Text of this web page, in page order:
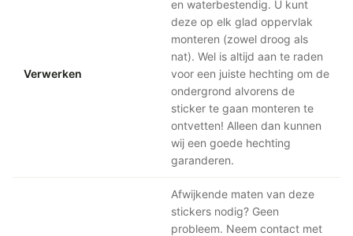
Verwerken
en waterbestendig. U kunt
deze op elk glad oppervlak
monteren (zowel droog als
nat). Wel is altijd aan te raden
voor een juiste hechting om de
ondergrond alvorens de
sticker te gaan monteren te
ontvetten! Alleen dan kunnen
wij een goede hechting
garanderen.
Afwijkende maten van deze
stickers nodig? Geen
probleem. Neem contact met